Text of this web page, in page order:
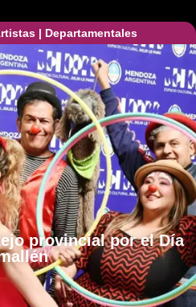
| Departamentales
provincial por el Día